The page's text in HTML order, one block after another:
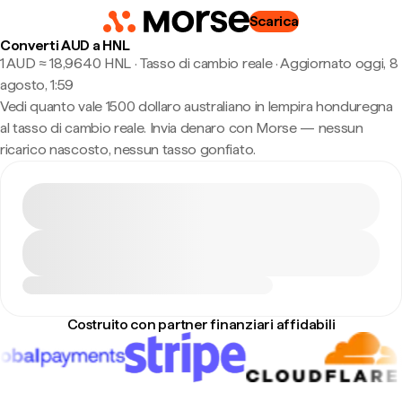
Scarica
Converti AUD a HNL
1 AUD ≈ 18,9640 HNL · Tasso di cambio reale·Aggiornato oggi, 8
agosto, 1:59
Vedi quanto vale 1500 dollaro australiano in lempira honduregna
al tasso di cambio reale. Invia denaro con Morse — nessun
ricarico nascosto, nessun tasso gonfiato.
Costruito con partner finanziari affidabili